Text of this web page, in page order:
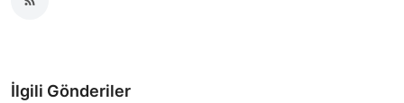
İlgili Gönderiler